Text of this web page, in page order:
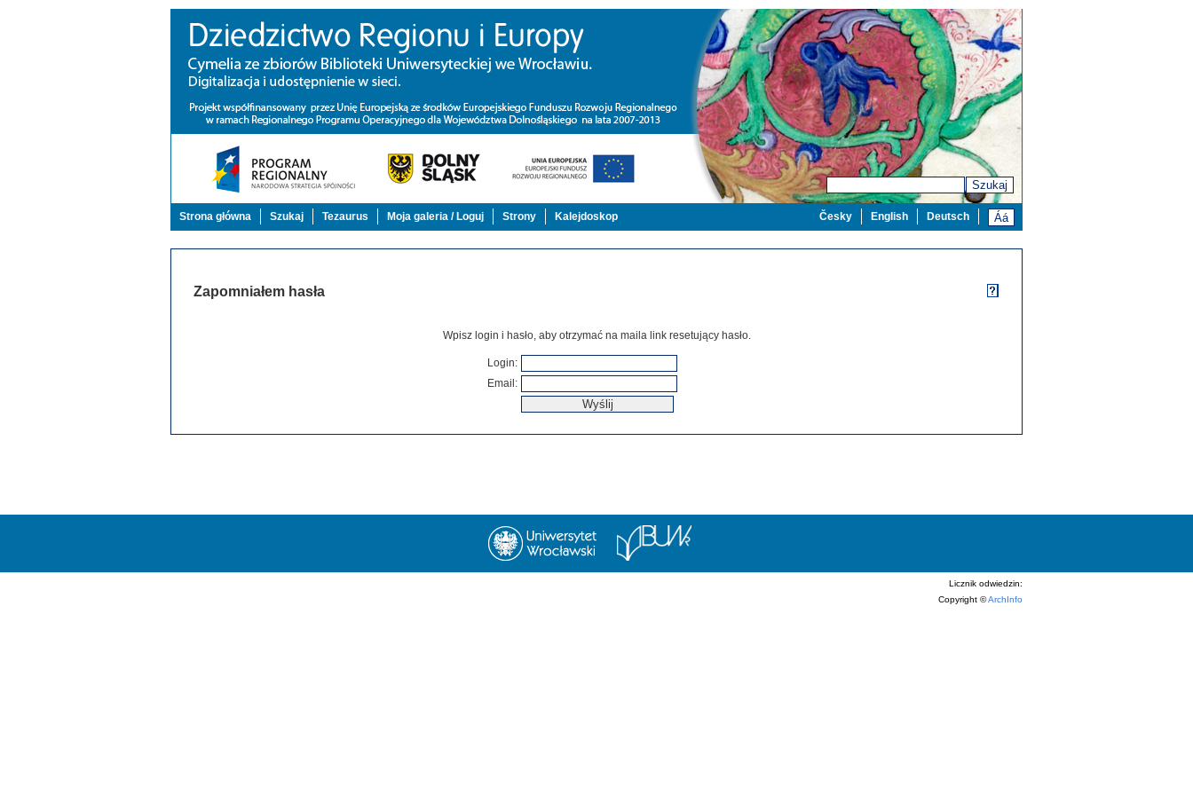
Szukaj
Strona główna Szukaj Tezaurus Moja galeria / Loguj Strony Kalejdoskop Deutsch
English
Česky
Zapomniałem hasła
Wpisz login i hasło, aby otrzymać na maila link resetujący hasło.
Login:
Email :
Licznik odwiedzin:
Copyright ©ArchInfo